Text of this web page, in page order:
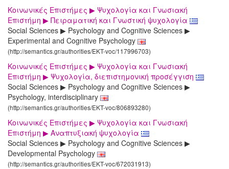
Κοινωνικές Επιστήμες ▶ Ψυχολογία και Γνωσιακή
Επιστήμη ▶ Πειραματική και Γνωστική ψυχολογία
Social Sciences ▶ Psychology and Cognitive Sciences ▶
Experimental and Cognitive Psychology
(http://semantics.gr/authorities/EKT-voc/117996703)
Κοινωνικές Επιστήμες ▶ Ψυχολογία και Γνωσιακή
Επιστήμη ▶ Ψυχολογία, διεπιστημονική προσέγγιση
Social Sciences ▶ Psychology and Cognitive Sciences ▶
Psychology, interdisciplinary
(http://semantics.gr/authorities/EKT-voc/806893280)
Κοινωνικές Επιστήμες ▶ Ψυχολογία και Γνωσιακή
Επιστήμη ▶ Αναπτυξιακή ψυχολογία
Social Sciences ▶ Psychology and Cognitive Sciences ▶
Developmental Psychology
(http://semantics.gr/authorities/EKT-voc/672031913)